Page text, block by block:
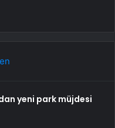
yeni park müjdesi